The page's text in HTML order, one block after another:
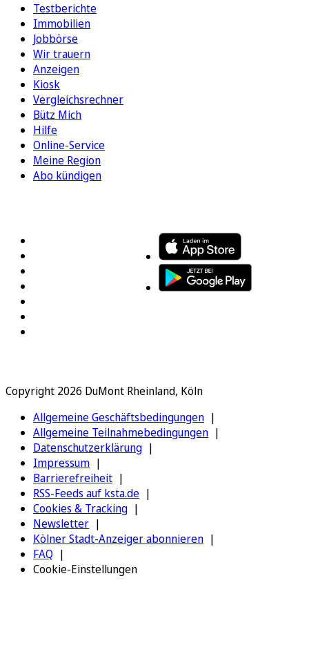
Testberichte
Immobilien
Jobbörse
Wir trauern
Anzeigen
Kiosk
Vergleichsrechner
Bütz Mich
Hilfe
Online-Service
Meine Region
Abo kündigen
Copyright 2026 DuMont Rheinland, Köln
Allgemeine Geschäftsbedingungen
Allgemeine Teilnahmebedingungen
Datenschutzerklärung
Impressum
Barrierefreiheit
RSS-Feeds auf ksta.de
Cookies & Tracking
Newsletter
Kölner Stadt-Anzeiger abonnieren
FAQ
Cookie-Einstellungen